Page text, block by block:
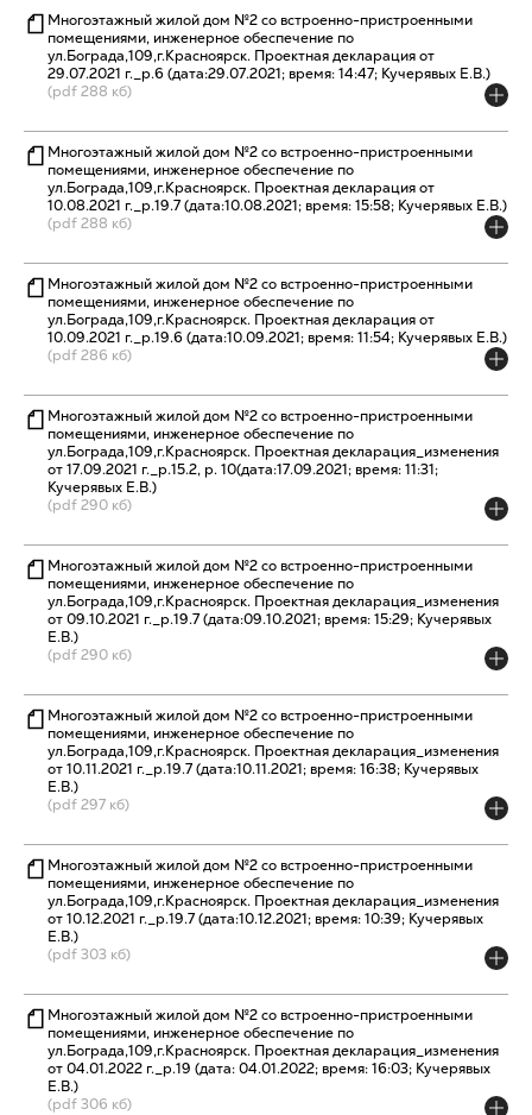
Многоэтажный жилой дом №2 со встроенно-пристроенными
помещениями, инженерное обеспечение по
ул.Бограда,109,г.Красноярск. Проектная декларация от
29.07.2021 г._р.6 (дата:29.07.2021; время: 14:47; Кучерявых Е.В.)
(pdf 288 кб)
Многоэтажный жилой дом №2 со встроенно-пристроенными
помещениями, инженерное обеспечение по
ул.Бограда,109,г.Красноярск. Проектная декларация от
10.08.2021 г._р.19.7 (дата:10.08.2021; время: 15:58; Кучерявых Е.В.)
(pdf 288 кб)
Многоэтажный жилой дом №2 со встроенно-пристроенными
помещениями, инженерное обеспечение по
ул.Бограда,109,г.Красноярск. Проектная декларация от
10.09.2021 г._р.19.6 (дата:10.09.2021; время: 11:54; Кучерявых Е.В.)
(pdf 286 кб)
Многоэтажный жилой дом №2 со встроенно-пристроенными
помещениями, инженерное обеспечение по
ул.Бограда,109,г.Красноярск. Проектная декларация_изменения
от 17.09.2021 г._р.15.2, р. 10(дата:17.09.2021; время: 11:31;
Кучерявых Е.В.)
(pdf 290 кб)
Многоэтажный жилой дом №2 со встроенно-пристроенными
помещениями, инженерное обеспечение по
ул.Бограда,109,г.Красноярск. Проектная декларация_изменения
от 09.10.2021 г._р.19.7 (дата:09.10.2021; время: 15:29; Кучерявых
Е.В.)
(pdf 290 кб)
Многоэтажный жилой дом №2 со встроенно-пристроенными
помещениями, инженерное обеспечение по
ул.Бограда,109,г.Красноярск. Проектная декларация_изменения
от 10.11.2021 г._р.19.7 (дата:10.11.2021; время: 16:38; Кучерявых
Е.В.)
(pdf 297 кб)
Многоэтажный жилой дом №2 со встроенно-пристроенными
помещениями, инженерное обеспечение по
ул.Бограда,109,г.Красноярск. Проектная декларация_изменения
от 10.12.2021 г._р.19.7 (дата:10.12.2021; время: 10:39; Кучерявых
Е.В.)
(pdf 303 кб)
Многоэтажный жилой дом №2 со встроенно-пристроенными
помещениями, инженерное обеспечение по
ул.Бограда,109,г.Красноярск. Проектная декларация_изменения
от 04.01.2022 г._р.19 (дата: 04.01.2022; время: 16:03; Кучерявых
Е.В.)
(pdf 306 кб)